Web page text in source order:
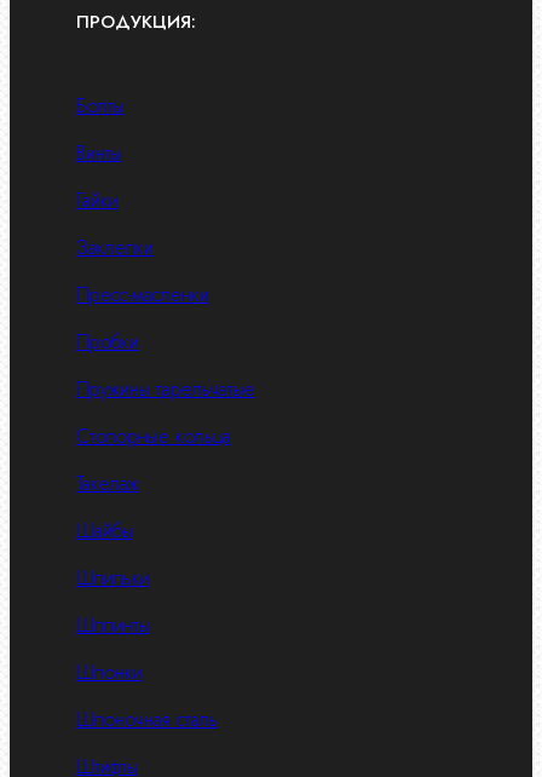
ПРОДУКЦИЯ:
Болты
Винты
Гайки
Заклепки
Пресс-масленки
Пробки
Пружины тарельчатые
Стопорные кольца
Такелаж
Шайбы
Шпильки
Шплинты
Шпонки
Шпоночная сталь
Штифты